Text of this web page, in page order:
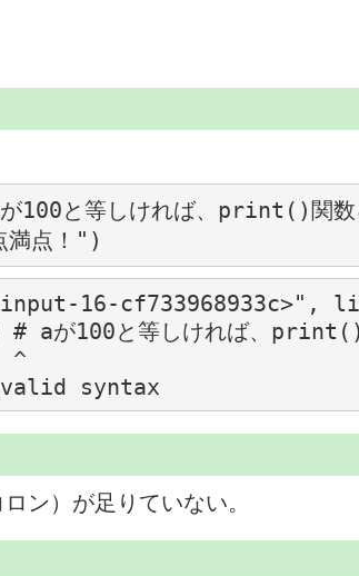
と等しければ、print()関数
満点！")
16-cf733968933c>",
syntax
ン）が足りていない。